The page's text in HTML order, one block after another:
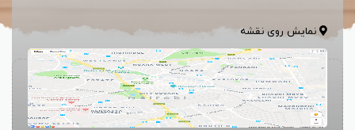
نمایش روی نقشه
هتل داینستی کوالالامپور Dynasty Hotel Kuala Lumpur
که شامل ۷۸۸
اتاق می باشد در میان ساختمان های تجاری قدیم در خیابان ایپو واقع شده